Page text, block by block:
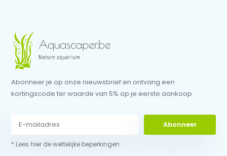
Abonneer je op onze nieuwsbrief en ontvang een
kortingscode ter waarde van 5% op je eerste aankoop.
Abonneer
* Lees hier de wettelijke beperkingen